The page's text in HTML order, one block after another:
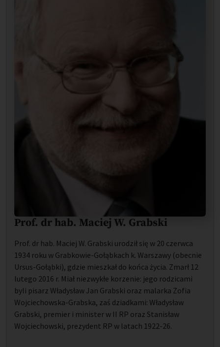
Prof. dr hab. Maciej W. Grabski
Prof. dr hab. Maciej W. Grabski urodził się w 20 czerwca
1934 roku w Grabkowie-Gołąbkach k. Warszawy (obecnie
Ursus-Gołąbki), gdzie mieszkał do końca życia. Zmarł 12
lutego 2016 r. Miał niezwykłe korzenie: jego rodzicami
byli pisarz Władysław Jan Grabski oraz malarka Zofia
Wojciechowska-Grabska, zaś dziadkami: Władysław
Grabski, premier i minister w II RP oraz Stanisław
Wojciechowski, prezydent RP w latach 1922-26.